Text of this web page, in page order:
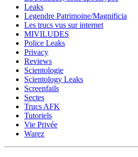
Leaks
Legendre Patrimoine/Magnificia
Les trucs vus sur internet
MIVILUDES
Police Leaks
Privacy
Reviews
Scientologie
Scientology Leaks
Screenfails
Sectes
Trucs AFK
Tutoriels
Vie Privée
Warez